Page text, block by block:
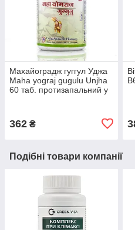
Махайоградж гуггул Уджа
Maha yograj gugulu Unjha
60 таб. протизапальний у
362 ₴
Подібні товари компанії